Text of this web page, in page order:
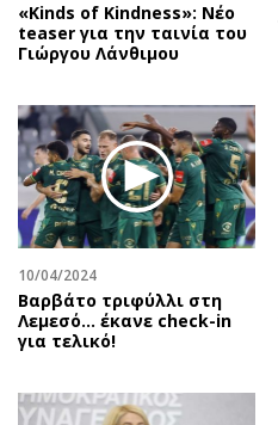
«Kinds of Kindness»: Νέο
teaser για την ταινία του
Γιώργου Λάνθιμου
10/04/2024
Βαρβάτο τριφύλλι στη
Λεμεσό… έκανε check-in
για τελικό!